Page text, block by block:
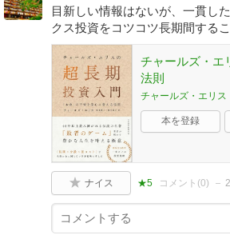
目新しい情報はないが、一貫し
クス投資をコツコツ長期間する
チャールズ・
法則
チャールズ・エリス
本を登録
ナイス ★5 コメント(0)